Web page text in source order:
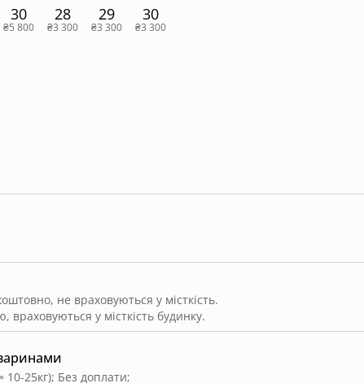
30
₴5 800
28
₴3 300
29
₴3 300
30
₴3 300
10-25кг); Без доплати;
не враховуються у місткість.
у місткість будинку.